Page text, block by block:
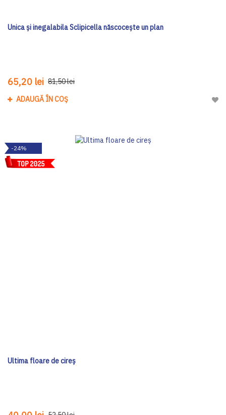
Unica și inegalabila Sclipicella născocește un plan
65,20 lei 81,50 lei
ADAUGĂ ÎN COȘ
-24%
Ultima floare de cireș